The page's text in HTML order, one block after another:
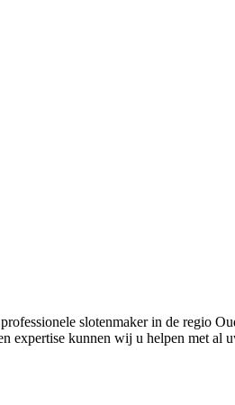
slotenmaker in de regio
expertise kunnen wij u helpen met al